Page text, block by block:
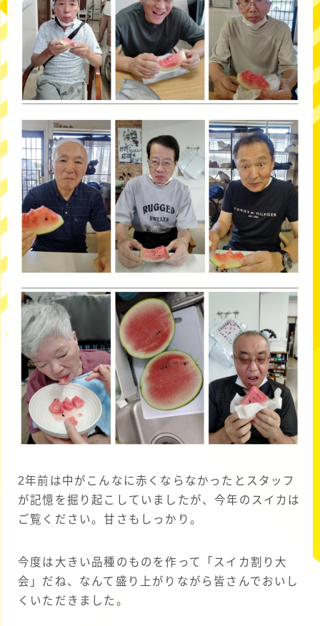
2年前は中がこんなに赤くならなかったとスタッフ
が記憶を掘り起こしていましたが、今年のスイカは
ご覧ください。甘さもしっかり。
今度は大きい品種のものを作って「スイカ割り大
会」だね、なんて盛り上がりながら皆さんでおいし
くいただきました。